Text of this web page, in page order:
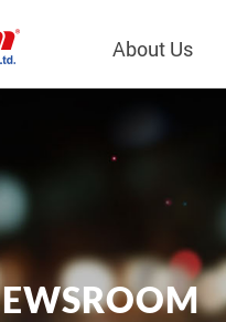
About Us
Telecom
LAN Transformers
Power Magnetics
PLC Transformers
Company Overview
EWSROOM